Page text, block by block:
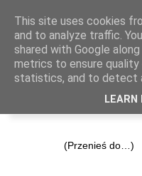
This site uses cookies
and to analyze traffic.
shared with Google
metrics to ensure
statistics, and to detect
LEARN